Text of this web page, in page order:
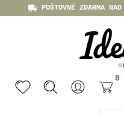
POŠTOVNÉ ZDARMA
0